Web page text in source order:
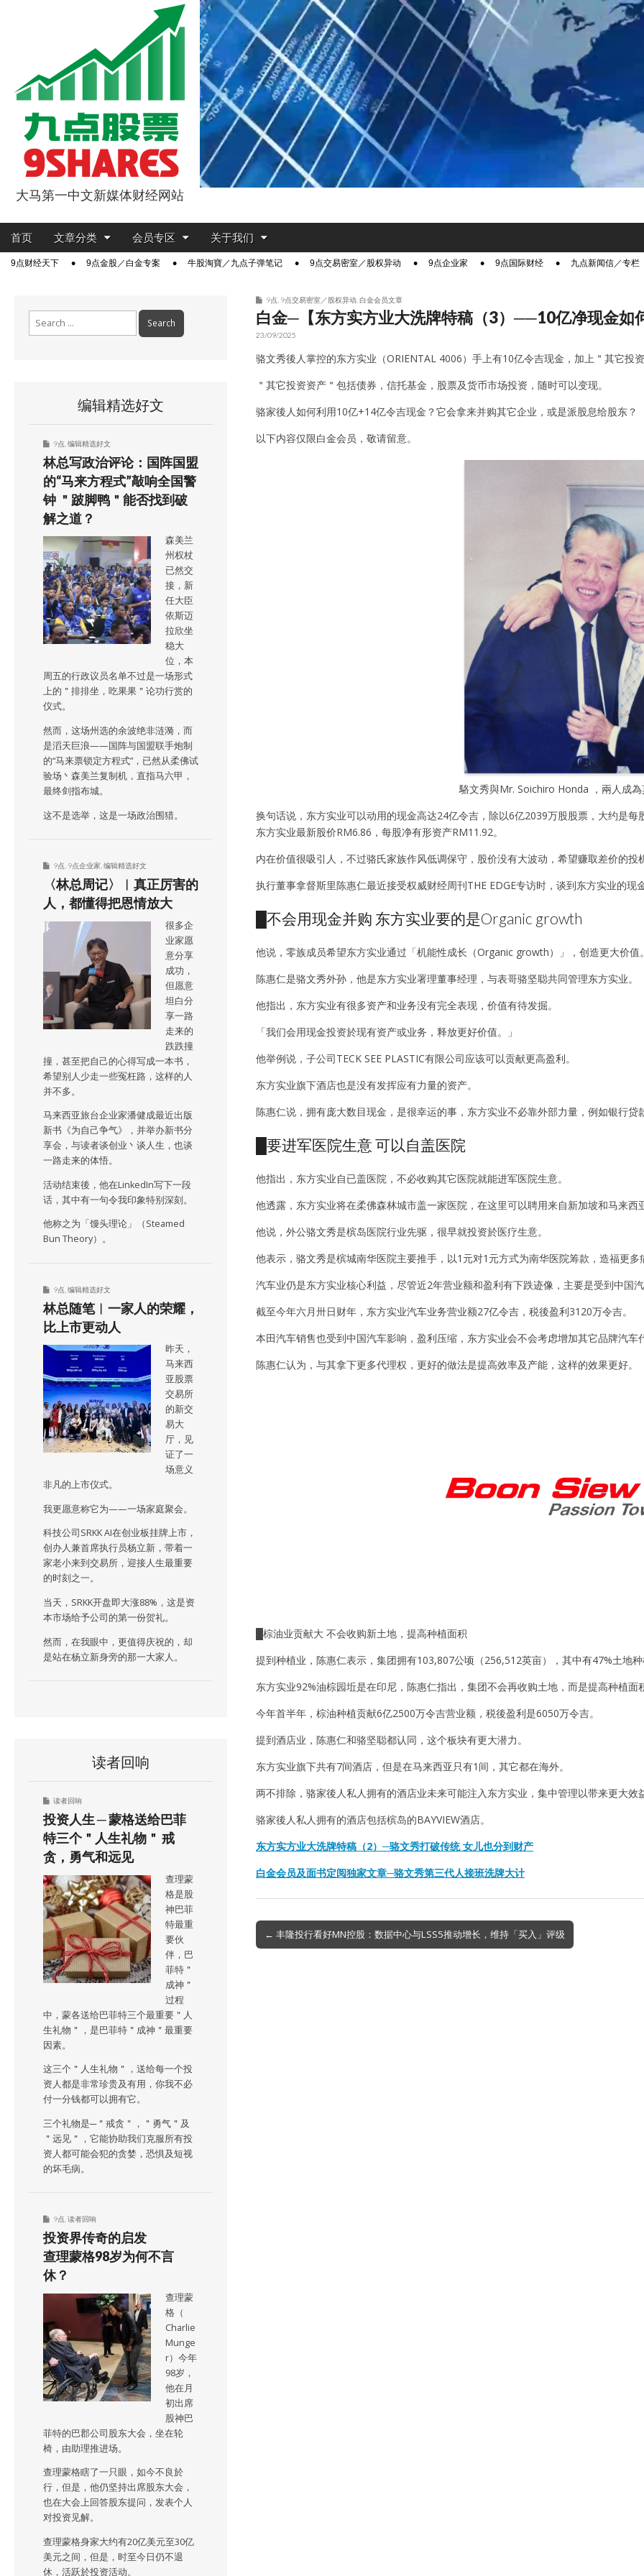
9点股票
大马第一中文新媒体财经网站
Main
Skip
content
首页 文章分类 会员专区 关于我们
Sub9点财经天下 9点金股／白金专案 牛股淘寶／九点子弹笔记 9点交易密室／股权异动 9点企业家 9点国际财经 九点新闻信／专栏
9点 9点交易密室／股权异动 白金会员文章
白金─【东方实方业大洗牌特稿（3）──10亿净现金如
23/09/2025
骆文秀後人掌控的东方实业（ORIENTAL 4006）手上有10亿令吉现金，加上＂其它投
＂其它投资资产＂包括债券，信托基金，股票及货币市场投资，随时可以变现。
骆家後人如何利用10亿+14亿令吉现金？它会拿来并购其它企业，或是派股息给股东？
以下内容仅限白金会员，敬请留意。
駱文秀與Mr. Soichiro Honda ，兩人成
换句话说，东方实业可以动用的现金高达24亿令吉，除以6亿2039万股股票，大约是每
东方实业最新股价RM6.86，每股净有形资产RM11.92。
内在价值很吸引人，不过骆氏家族作风低调保守，股价没有大波动，希望赚取差价的投
执行董事拿督斯里陈惠仁最近接受权威财经周刊THE EDGE专访时，谈到东方实业的
█不会用现金并购 东方实业要的是Organic growth
他说，零族成员希望东方实业通过「机能性成长（Organic growth）」，创造更大价值
陈惠仁是骆文秀外孙，他是东方实业署理董事经理，与表哥骆坚聪共同管理东方实业。
他指出，东方实业有很多资产和业务没有完全表现，价值有待发掘。
「我们会用现金投资於现有资产或业务，释放更好价值。」
他举例说，子公司TECK SEE PLASTIC有限公司应该可以贡献更高盈利。
东方实业旗下酒店也是没有发挥应有力量的资产。
陈惠仁说，拥有庞大数目现金，是很幸运的事，东方实业不必靠外部力量，例如银行贷
█要进军医院生意 可以自盖医院
他指出，东方实业自已盖医院，不必收购其它医院就能进军医院生意。
他透露，东方实业将在柔佛森林城市盖一家医院，在这里可以聘用来自新加坡和马来西
他说，外公骆文秀是槟岛医院行业先驱，很早就投资於医疗生意。
他表示，骆文秀是槟城南华医院主要推手，以1元对1元方式为南华医院筹款，造福更多
汽车业仍是东方实业核心利益，尽管近2年营业额和盈利有下跌迹像，主要是受到中国
截至今年六月卅日财年，东方实业汽车业务营业额27亿令吉，税後盈利3120万令吉。
本田汽车销售也受到中国汽车影响，盈利压缩，东方实业会不会考虑增加其它品牌汽车
陈惠仁认为，与其拿下更多代理权，更好的做法是提高效率及产能，这样的效果更好。
█棕油业贡献大 不会收购新土地，提高种植面积
提到种植业，陈惠仁表示，集团拥有103,807公顷（256,512英亩），其中有47%土地
东方实业92%油棕园坵是在印尼，陈惠仁指出，集团不会再收购土地，而是提高种植面
今年首半年，棕油种植贡献6亿2500万令吉营业额，税後盈利是6050万令吉。
提到酒店业，陈惠仁和骆坚聪都认同，这个板块有更大潜力。
东方实业旗下共有7间酒店，但是在马来西亚只有1间，其它都在海外。
两不排除，骆家後人私人拥有的酒店业未来可能注入东方实业，集中管理以带来更大效
骆家後人私人拥有的酒店包括槟岛的BAYVIEW酒店。
东方实方业大洗牌特稿（2）─骆文秀打破传统 女儿也分到财产
白金会员及面书定阅独家文章─骆文秀第三代人接班洗牌大计
Post
navigation
← 丰隆投行看好MN控股：数据中心与LSS5推动增长，维持「买入」评级
编辑精选好文
9点 编辑精选好文
林总写政治评论：国阵国盟
的“马来方程式”敲响全国警
钟 ＂跛脚鸭＂能否找到破
解之道？
森美兰
州权杖
已然交
接，新
任大臣
依斯迈
拉欣坐
稳大
位，本
周五的行政议员名单不过是一场形式
上的＂排排坐，吃果果＂论功行赏的
仪式。
然而，这场州选的余波绝非涟漪，而
是滔天巨浪——国阵与国盟联手炮制
的“马来票锁定方程式”，已然从柔佛试
验场丶森美兰复制机，直指马六甲，
最终剑指布城。
这不是选举，这是一场政治围猎。
9点 9点企业家 编辑精选好文
〈林总周记〉︱真正厉害的
人，都懂得把恩情放大
很多企
业家愿
意分享
成功，
但愿意
坦白分
享一路
走来的
跌跌撞
撞，甚至把自己的心得写成一本书，
希望别人少走一些冤枉路，这样的人
并不多。
马来西亚旅台企业家潘健成最近出版
新书《为自己争气》，并举办新书分
享会，与读者谈创业丶谈人生，也谈
一路走来的体悟。
活动结束後，他在LinkedIn写下一段
话，其中有一句令我印象特别深刻。
他称之为「馒头理论」（Steamed
Bun Theory）。
9点 编辑精选好文
林总随笔︱一家人的荣耀，
比上市更动人
昨天，
马来西
亚股票
交易所
的新交
易大
厅，见
证了一
场意义
非凡的上市仪式。
我更愿意称它为——一场家庭聚会。
科技公司SRKK AI在创业板挂牌上市，
创办人兼首席执行员杨立新，带着一
家老小来到交易所，迎接人生最重要
的时刻之一。
当天，SRKK开盘即大涨88%，这是资
本市场给予公司的第一份贺礼。
然而，在我眼中，更值得庆祝的，却
是站在杨立新身旁的那一大家人。
读者回响
读者回响
投资人生 ─ 蒙格送给巴菲
特三个＂人生礼物＂ 戒
贪，勇气和远见
查理蒙
格是股
神巴菲
特最重
要伙
伴，巴
菲特＂
成神＂
过程
中，蒙各送给巴菲特三个最重要＂人
生礼物＂，是巴菲特＂成神＂最重要
因素。
这三个＂人生礼物＂，送给每一个投
资人都是非常珍贵及有用，你我不必
付一分钱都可以拥有它。
三个礼物是─＂戒贪＂，＂勇气＂及
＂远见＂，它能协助我们克服所有投
资人都可能会犯的贪婪，恐惧及短视
的坏毛病。
9点 读者回响
投资界传奇的启发
查理蒙格98岁为何不言
休？
查理蒙
格（
Charlie
Munge
r）今年
98岁，
他在月
初出席
股神巴
菲特的巴郡公司股东大会，坐在轮
椅，由助理推进场。
查理蒙格瞎了一只眼，如今不良於
行，但是，他仍坚持出席股东大会，
也在大会上回答股东提问，发表个人
对投资见解。
查理蒙格身家大约有20亿美元至30亿
美元之间，但是，时至今日仍不退
休，活跃於投资活动。